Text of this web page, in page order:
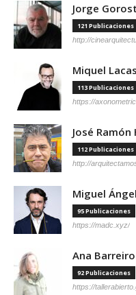
Jorge
121 Publicaciones
http://
Miquel
113 Publicaciones
https://
José
112 Publicaciones
http://
Miguel
95 Publicaciones
https://madc.xyz/
Ana
92 Publicaciones
https://